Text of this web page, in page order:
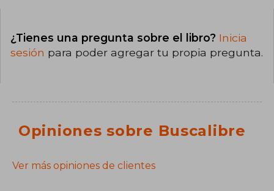
¿Tienes una pregunta sobre el libro? Inicia
sesión para poder agregar tu propia pregunta.
Opiniones sobre Buscalibre
Ver más opiniones de clientes